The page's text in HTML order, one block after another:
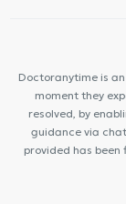
Doctoranytime is
moment they
resolved, by
guidance via
provided has